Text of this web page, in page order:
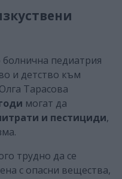
педиатрия
и детство към
Тарасова
могат да
и пестициди,
трудно да се
с опасни вещества,